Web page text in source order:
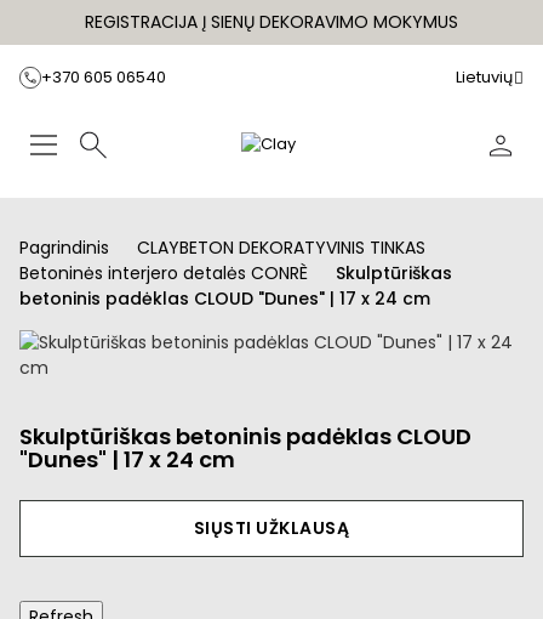
REGISTRACIJA Į SIENŲ DEKORAVIMO MOKYMUS
+370 605 06540 Lietuvių
Pagrindinis
CLAYBETON DEKORATYVINIS TINKAS
Betoninės interjero detalės CONRÈ
Skulptūriškas
betoninis padėklas CLOUD "Dunes" | 17 x 24 cm
Skulptūriškas betoninis padėklas CLOUD
"Dunes" | 17 x 24 cm
SIŲSTI UŽKLAUSĄ